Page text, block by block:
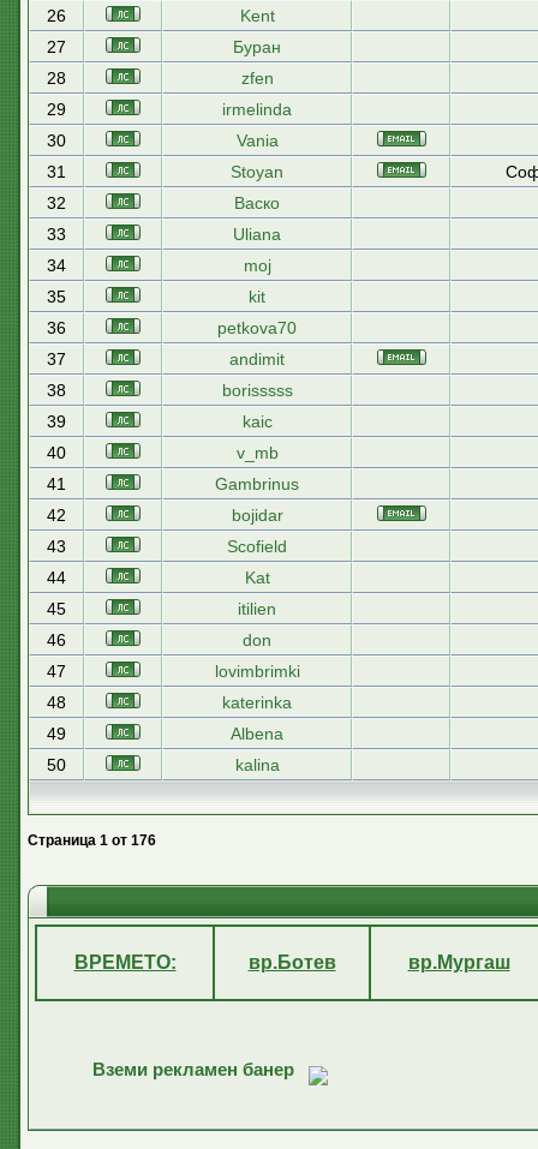
26
Kent
27
Буран
28
zfen
29
irmelinda
30
Vania
31
Stoyan
32
Васко
33
Uliana
34
moj
35
kit
36
petkova70
37
andimit
38
borisssss
39
kaic
40
v_mb
41
Gambrinus
42
bojidar
43
Scofield
44
Kat
45
itilien
46
don
47
lovimbrimki
48
katerinka
49
Albena
50
kalina
Страница 1 от 176
ВРЕМЕТО: вр.Ботев вр.Мургаш
Вземи рекламен банер